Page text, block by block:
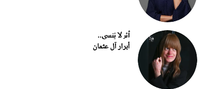
أثر لا يُنسى..
أبرار آل عثمان